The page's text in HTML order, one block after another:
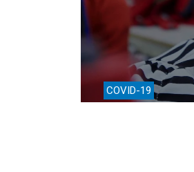
COVID-19